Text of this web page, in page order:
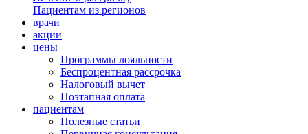
Пациентам из регионов
врачи
акции
цены
Программы лояльности
Беспроцентная рассрочка
Налоговый вычет
Поэтапная оплата
пациентам
Полезные статьи